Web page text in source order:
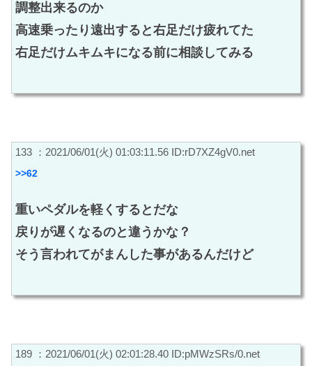
調整出来るのか
高速乗ったり遠出すると右足だけ疲れてた
右足だけムキムキになる前に相談してみる
133 ：2021/06/01(火) 01:03:11.56 ID:rD7XZ4gV0.net
>>62
重いペダルを軽くするとだな
戻りが遅くなるのと違うかな？
そう言われてがまんした事があるんだけど
189 ：2021/06/01(火) 02:01:28.40 ID:pMWzSRs/0.net